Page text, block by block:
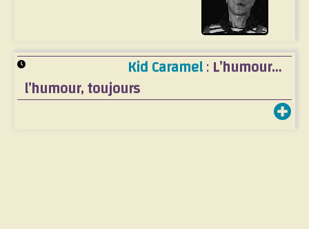
Kid Caramel:L’humour…
l’humour, toujours